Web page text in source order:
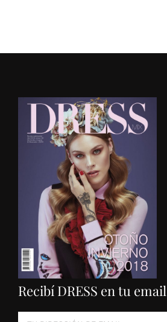
Recibí DRESS en tu email